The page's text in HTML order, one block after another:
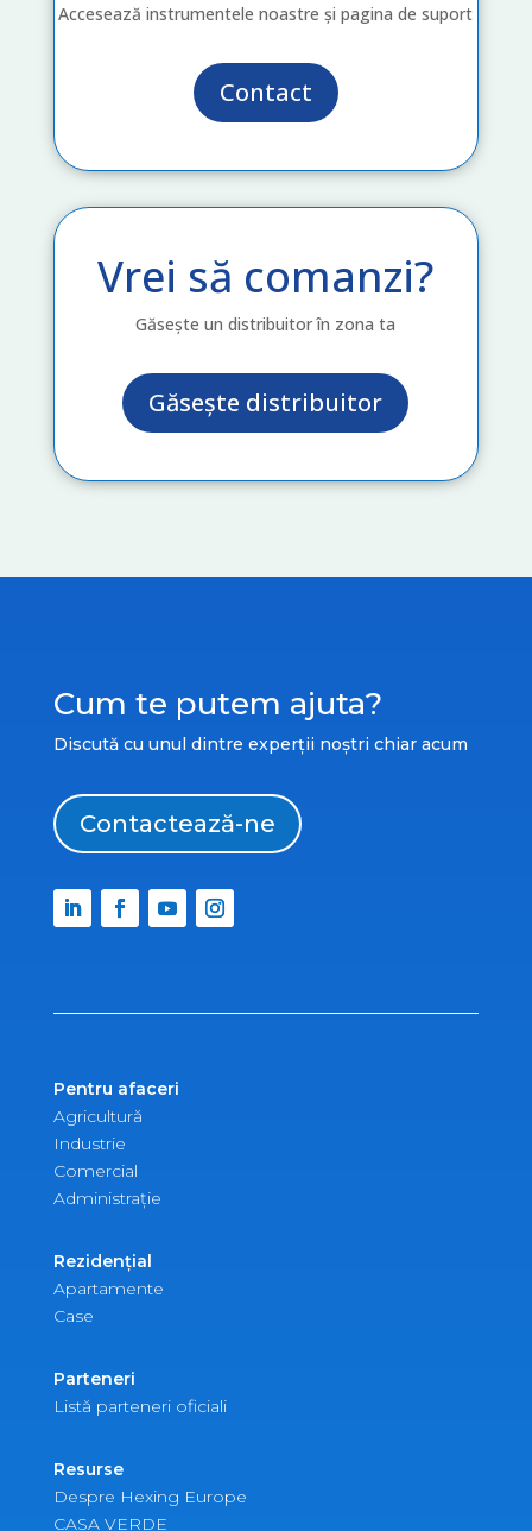
Accesează instrumentele noastre și pagina de suport
Contact
Vrei să comanzi?
Găsește un distribuitor în zona ta
Găsește distribuitor
Cum te putem ajuta?
Discută cu unul dintre experții noștri chiar acum
Contactează-ne
Pentru afaceri
Agricultură
Industrie
Comercial
Administrație
Rezidențial
Apartamente
Case
Parteneri
Listă parteneri oficiali
Resurse
Despre Hexing Europe
CASA VERDE